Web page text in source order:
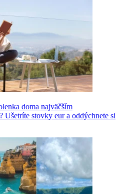
doma najväčším
Ušetríte stovky eur a oddýchnete si